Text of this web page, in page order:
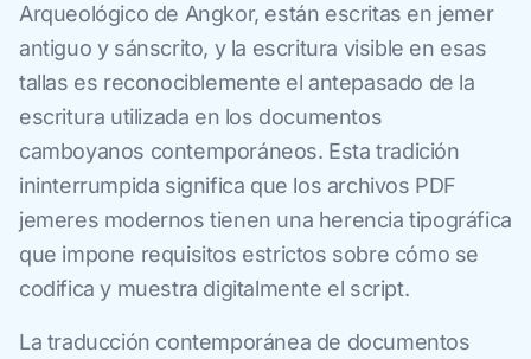
Arqueológico de Angkor, están escritas en jemer
antiguo y sánscrito, y la escritura visible en esas
tallas es reconociblemente el antepasado de la
escritura utilizada en los documentos
camboyanos contemporáneos. Esta tradición
ininterrumpida significa que los archivos PDF
jemeres modernos tienen una herencia tipográfica
que impone requisitos estrictos sobre cómo se
codifica y muestra digitalmente el script.
La traducción contemporánea de documentos